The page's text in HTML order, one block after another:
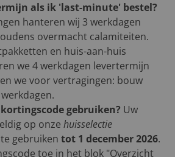
als ik 'last-minute' bestel?
hanteren wij 3 werkdagen
overmacht calamiteiten.
en huis-aan-huis
we 4 werkdagen levertermijn
we voor vertragingen: bouw
gebruiken? Uw
op onze huisselectie
gebruiken tot 1 december 2026.
toe in het blok "Overzicht